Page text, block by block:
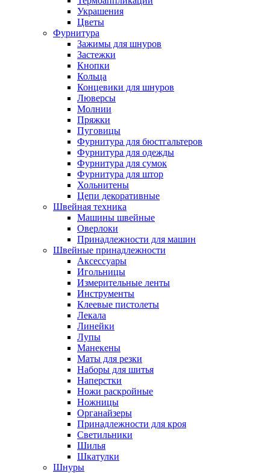
Украшения
Цветы
Фурнитура
Зажимы для шнуров
Застежки
Кнопки
Кольца
Концевики для шнуров
Люверсы
Молнии
Пряжки
Пуговицы
Фурнитура для бюстгальтеров
Фурнитура для одежды
Фурнитура для сумок
Фурнитура для штор
Хольнитены
Цепи декоративные
Швейная техника
Машины швейные
Оверлоки
Принадлежности для машин
Швейные принадлежности
Аксессуары
Игольницы
Измерительные ленты
Инструменты
Клеевые пистолеты
Лекала
Линейки
Лупы
Манекены
Маты для резки
Наборы для шитья
Наперстки
Ножи раскройные
Ножницы
Органайзеры
Принадлежности для кроя
Светильники
Шилья
Шкатулки
Шнуры